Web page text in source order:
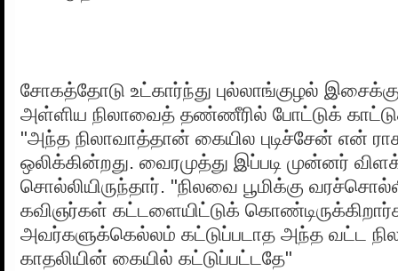
சோகத்தோடு உட்கார்ந்து புல்லாங்குழல்
அள்ளிய நிலாவைத் தண்ணீரில் போட்டுக்
"அந்த நிலாவாத்தான் கையில புடிச்சேன் என்
ஒலிக்கின்றது. வைரமுத்து இப்படி முன்னர்
சொல்லியிருந்தார். "நிலவை பூமிக்கு
கவிஞர்கள் கட்டளையிட்டுக்
அவர்களுக்கெல்லம் கட்டுப்படாத அந்த வட்ட
காதலியின் கையில் கட்டுப்பட்டதே"